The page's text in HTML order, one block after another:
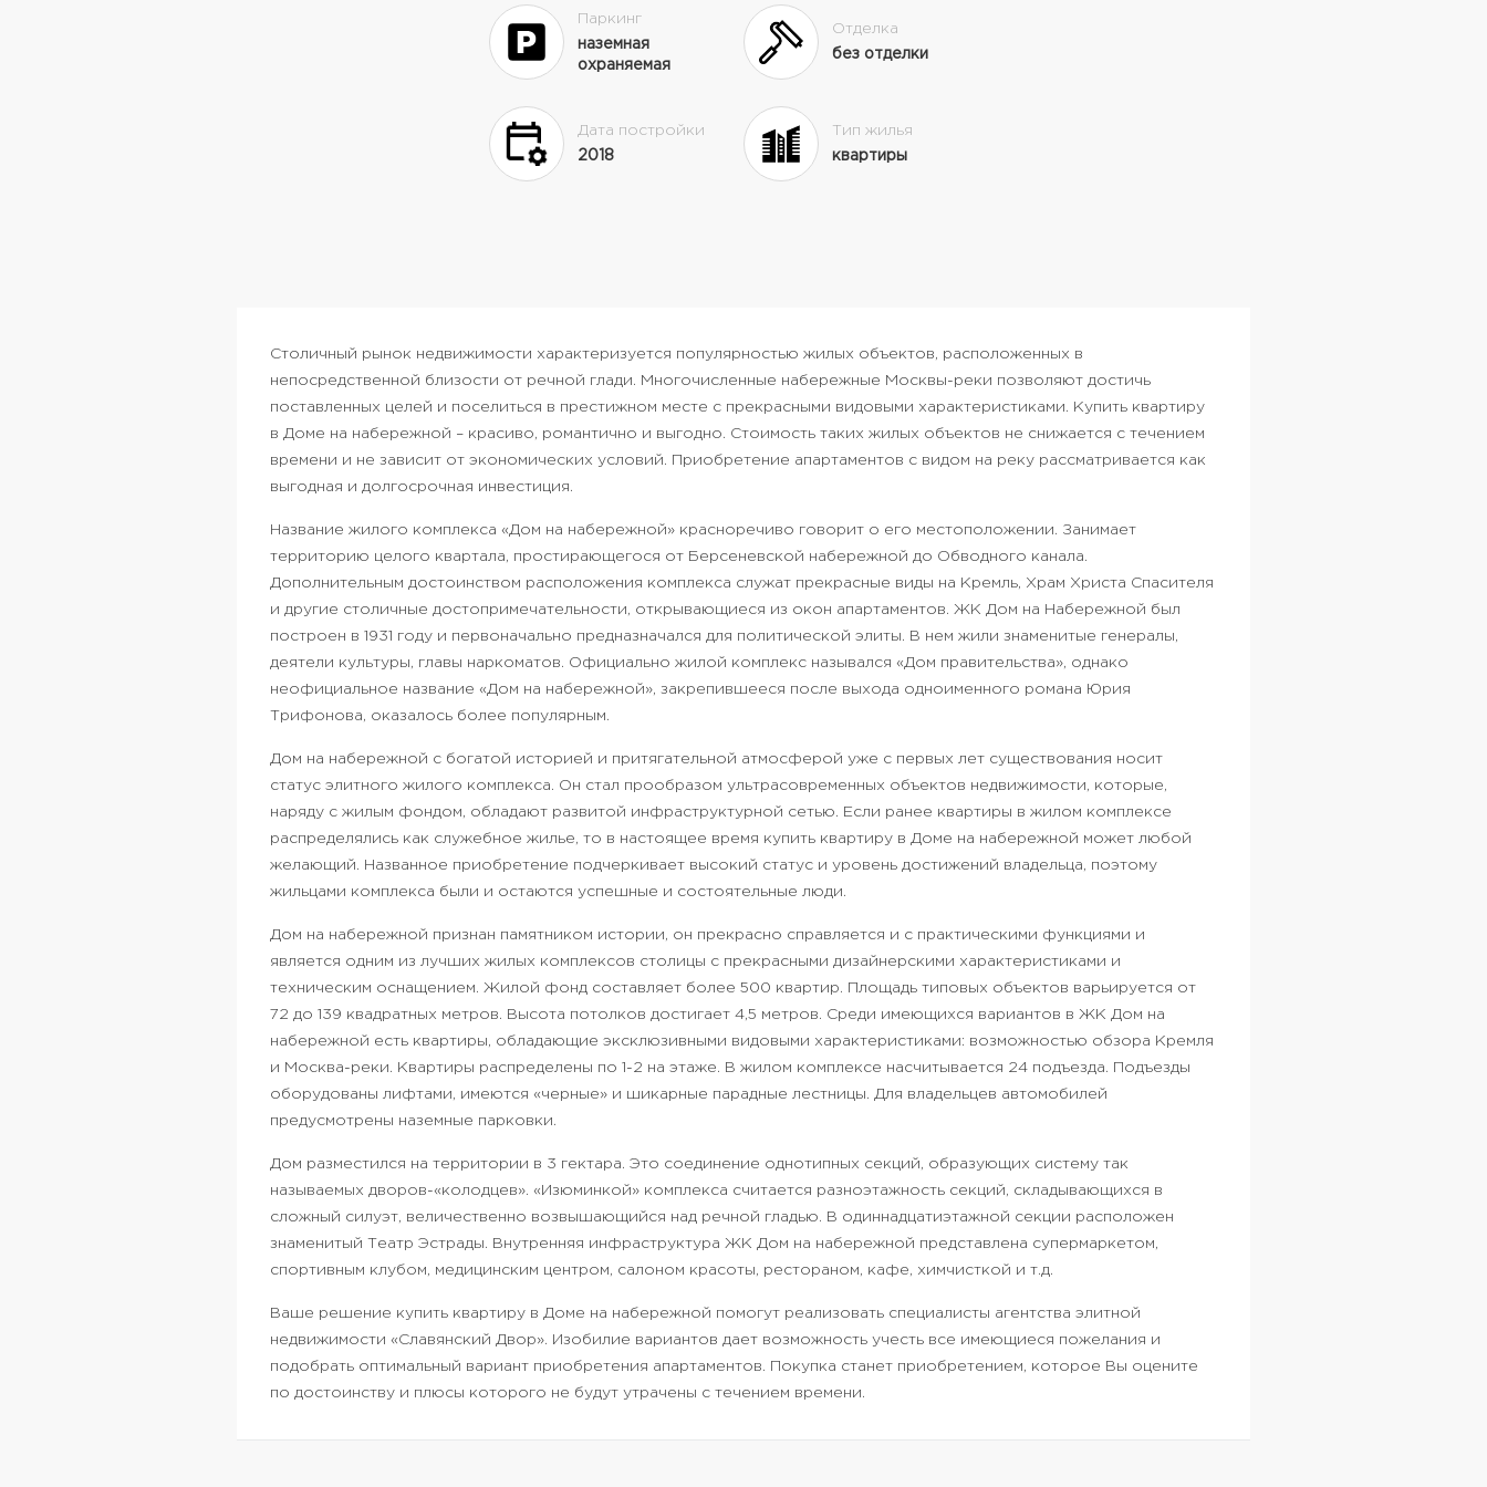
Паркинг
наземная
охраняемая
Отделка
без отделки
Дата постройки
2018
Тип жилья
квартиры
Столичный рынок недвижимости характеризуется популярностью жилых объектов, расположенных в
непосредственной близости от речной глади. Многочисленные набережные Москвы-реки позволяют достичь
поставленных целей и поселиться в престижном месте с прекрасными видовыми характеристиками. Купить квартиру
в Доме на набережной – красиво, романтично и выгодно. Стоимость таких жилых объектов не снижается с течением
времени и не зависит от экономических условий. Приобретение апартаментов с видом на реку рассматривается как
выгодная и долгосрочная инвестиция.
Название жилого комплекса «Дом на набережной» красноречиво говорит о его местоположении. Занимает
территорию целого квартала, простирающегося от Берсеневской набережной до Обводного канала.
Дополнительным достоинством расположения комплекса служат прекрасные виды на Кремль, Храм Христа Спасителя
и другие столичные достопримечательности, открывающиеся из окон апартаментов. ЖК Дом на Набережной был
построен в 1931 году и первоначально предназначался для политической элиты. В нем жили знаменитые генералы,
деятели культуры, главы наркоматов. Официально жилой комплекс назывался «Дом правительства», однако
неофициальное название «Дом на набережной», закрепившееся после выхода одноименного романа Юрия
Трифонова, оказалось более популярным.
Дом на набережной с богатой историей и притягательной атмосферой уже с первых лет существования носит
статус элитного жилого комплекса. Он стал прообразом ультрасовременных объектов недвижимости, которые,
наряду с жилым фондом, обладают развитой инфраструктурной сетью. Если ранее квартиры в жилом комплексе
распределялись как служебное жилье, то в настоящее время купить квартиру в Доме на набережной может любой
желающий. Названное приобретение подчеркивает высокий статус и уровень достижений владельца, поэтому
жильцами комплекса были и остаются успешные и состоятельные люди.
Дом на набережной признан памятником истории, он прекрасно справляется и с практическими функциями и
является одним из лучших жилых комплексов столицы с прекрасными дизайнерскими характеристиками и
техническим оснащением. Жилой фонд составляет более 500 квартир. Площадь типовых объектов варьируется от
72 до 139 квадратных метров. Высота потолков достигает 4,5 метров. Среди имеющихся вариантов в ЖК Дом на
набережной есть квартиры, обладающие эксклюзивными видовыми характеристиками: возможностью обзора Кремля
и Москва-реки. Квартиры распределены по 1-2 на этаже. В жилом комплексе насчитывается 24 подъезда. Подъезды
оборудованы лифтами, имеются «черные» и шикарные парадные лестницы. Для владельцев автомобилей
предусмотрены наземные парковки.
Дом разместился на территории в 3 гектара. Это соединение однотипных секций, образующих систему так
называемых дворов-«колодцев». «Изюминкой» комплекса считается разноэтажность секций, складывающихся в
сложный силуэт, величественно возвышающийся над речной гладью. В одиннадцатиэтажной секции расположен
знаменитый Театр Эстрады. Внутренняя инфраструктура ЖК Дом на набережной представлена супермаркетом,
спортивным клубом, медицинским центром, салоном красоты, рестораном, кафе, химчисткой и т.д.
Ваше решение купить квартиру в Доме на набережной помогут реализовать специалисты агентства элитной
недвижимости «Славянский Двор». Изобилие вариантов дает возможность учесть все имеющиеся пожелания и
подобрать оптимальный вариант приобретения апартаментов. Покупка станет приобретением, которое Вы оцените
по достоинству и плюсы которого не будут утрачены с течением времени.